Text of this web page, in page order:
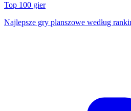
Top 100 gier
Najlepsze gry planszowe według